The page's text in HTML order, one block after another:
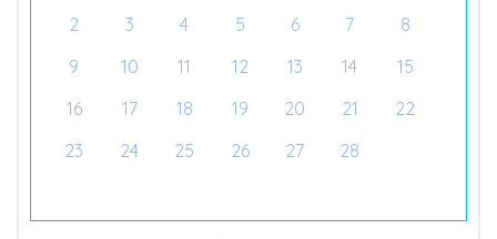
2
3 4 5 6 7
8
9
10 11 12 13 14
15
16
17 18 19 20 21
22
23
24 25 26 27 28